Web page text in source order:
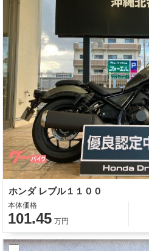
ホンダ レブル１１００
本体価格
101.45 万円